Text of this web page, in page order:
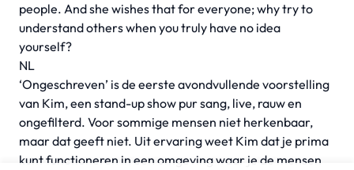
people. And she wishes that for everyone; why try to
understand others when you truly have no idea
yourself?
NL
‘Ongeschreven’ is de eerste avondvullende voorstelling
van Kim, een stand-up show pur sang, live, rauw en
ongefilterd. Voor sommige mensen niet herkenbaar,
maar dat geeft niet. Uit ervaring weet Kim dat je prima
kunt functioneren in een omgeving waar je de mensen